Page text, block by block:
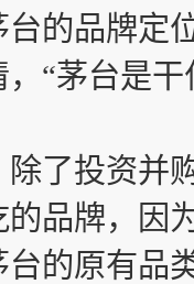
台的品牌定
“茅台是
投资并
品牌，因
的原有品